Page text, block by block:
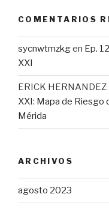
COMENTARIOS
sycnwtmzkgen Ep.
XXI
ERICK HERNANDEZ
XXI: Mapa de Riesgo
Mérida
ARCHIVOS
agosto 2023